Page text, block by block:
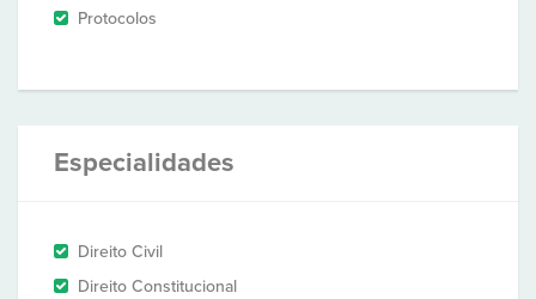
Protocolos
Especialidades
Direito Civil
Direito Constitucional